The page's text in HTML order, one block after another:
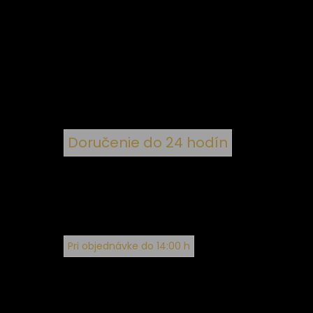
Doručenie do 24 hodín
Pri objednávke do 14:00 h